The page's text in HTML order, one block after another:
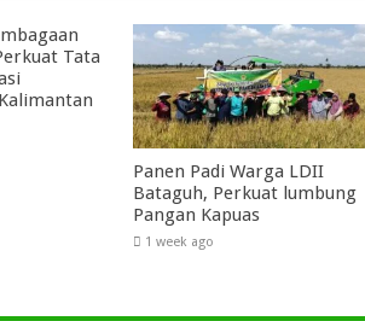
Tata
Panen Padi Warga LDII
Bataguh, Perkuat lumbung
Pangan Kapuas
1 week ago